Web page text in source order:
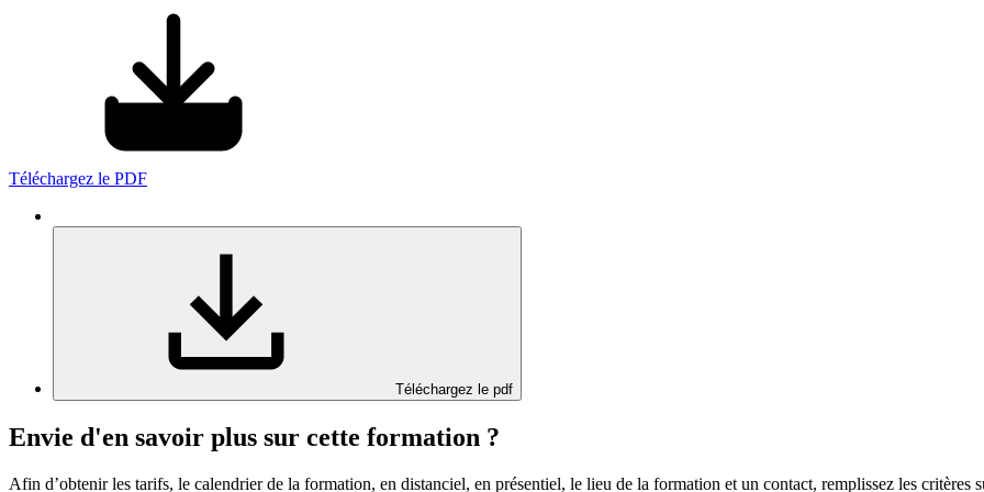
Téléchargez le PDF
Téléchargez le pdf
Envie d'en savoir plus sur cette formation ?
Afin d’obtenir les tarifs, le calendrier de la formation, en distanciel, en présentiel, le lieu de la formation et un contact, remplissez les critères